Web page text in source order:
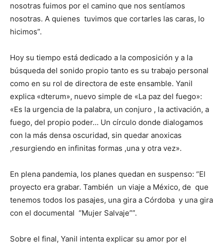
nosotras fuimos por el camino que nos sentíamos
nosotras. A quienes tuvimos que cortarles las caras, lo
hicimos”.
Hoy su tiempo está dedicado a la composición y a la
búsqueda del sonido propio tanto es su trabajo personal
como en su rol de directora de este ensamble. Yanil
explica «dterum», nuevo simple de «La paz del fuego»:
«Es la urgencia de la palabra, un conjuro , la activación, a
fuego, del propio poder… Un círculo donde dialogamos
con la más densa oscuridad, sin quedar anoxicas
,resurgiendo en infinitas formas ,una y otra vez».
En plena pandemia, los planes quedan en suspenso: “El
proyecto era grabar. También un viaje a México, de que
tenemos todos los pasajes, una gira a Córdoba y una gira
con el documental “Mujer Salvaje””.
Sobre el final, Yanil intenta explicar su amor por el